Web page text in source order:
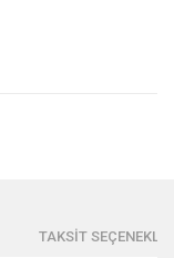
TAKSİT